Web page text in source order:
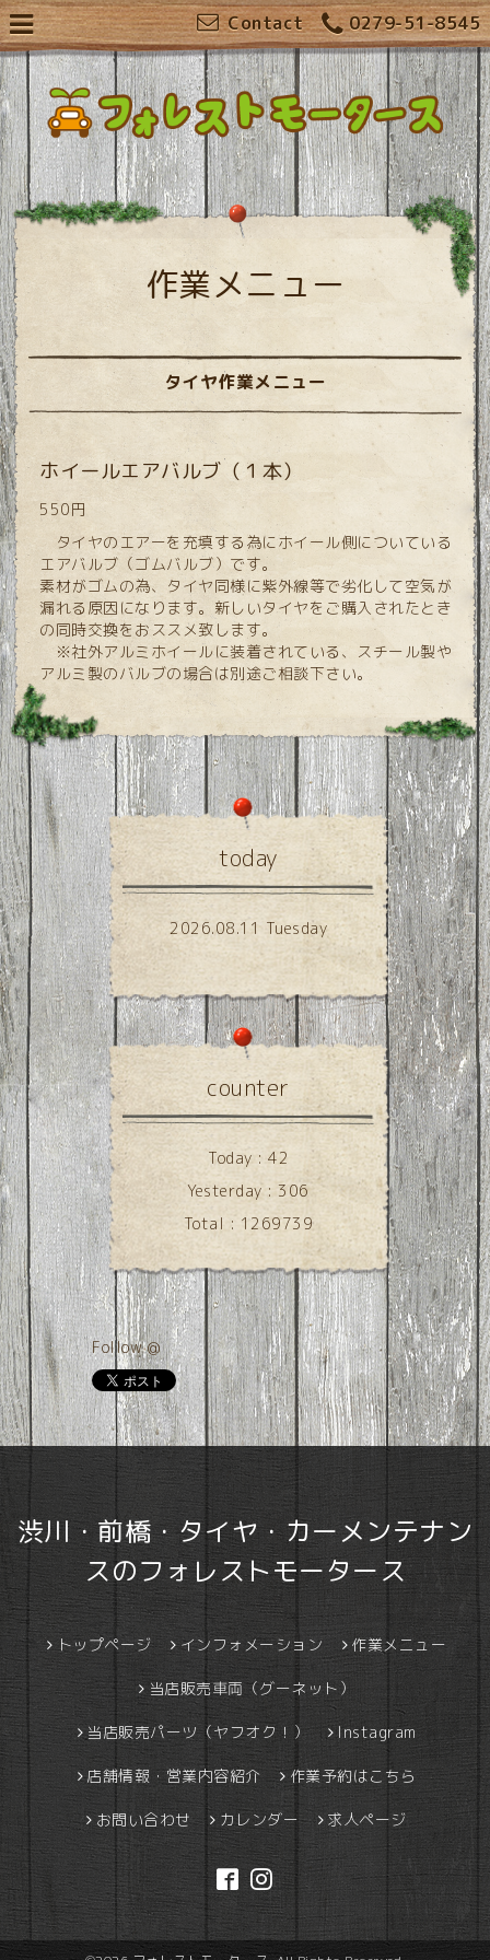
0279-51-8545
Contact
作業メニュー
タイヤ作業メニュー
ホイールエアバルブ（１本）
550円
タイヤのエアーを充填する為にホイール側についている
エアバルブ（ゴムバルブ）です。
素材がゴムの為、タイヤ同様に紫外線等で劣化して空気が
漏れる原因になります。新しいタイヤをご購入されたとき
の同時交換をおススメ致します。
※社外アルミホイールに装着されている、スチール製や
アルミ製のバルブの場合は別途ご相談下さい。
today
2026.08.11 Tuesday
counter
Today : 42
Yesterday :306
Total : 1269739
Follow @
渋川・前橋・タイヤ・カーメンテナン
スのフォレストモータース
トップページ インフォメーション 作業メニュー
当店販売車両（グーネット）
当店販売パーツ（ヤフオク！） Instagram
店舗情報・営業内容紹介 作業予約はこちら
お問い合わせ カレンダー 求人ページ